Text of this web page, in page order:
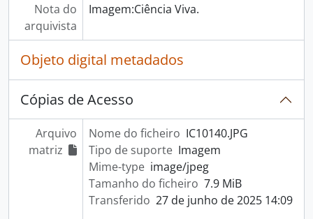
Nota do
arquivista
Imagem:Ciência Viva.
Objeto digital metadados
Cópias de Acesso
Arquivo
matriz
Nome do ficheiro IC10140.JPG
Tipo de suporte Imagem
Mime-type image/jpeg
Tamanho do ficheiro 7.9 MiB
Transferido 27 de junho de 2025 14:09